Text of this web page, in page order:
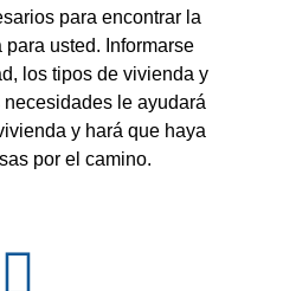
para encontrar la
usted. Informarse
los tipos de vivienda y
le ayudará
y hará que haya
por el camino.